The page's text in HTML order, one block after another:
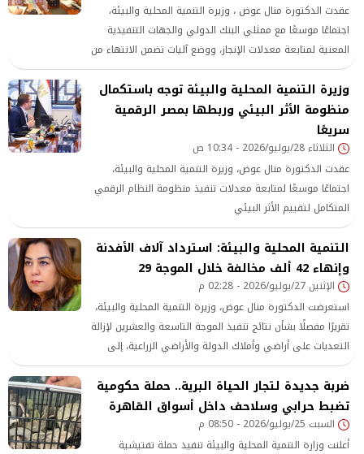
عقدت الدكتورة منال عوض ، وزيرة التنمية المحلية والبيئة،
اجتماعًا موسعًا مع ممثلي البنك الدولي والجهات التنفيذية
المعنية لمتابعة معدلات الإنجاز، ووضع آليات تضمن الانتهاء من
المشروع وفق جدول زمني واضح، تمهيدًا لبدء مراحل الاستثمار
وتشغيل المدينة. وشارك في الاجتماع عدد من مسؤولي جهاز
تنظيم إدارة المخلفات،
وزيرة التنمية المحلية والبيئة توجه باستكمال
منظومة الأثر البيئي وربطها بمصر الرقمية
سريعًا
الثلاثاء 28/يوليو/2026 - 10:34 ص
عقدت الدكتورة منال عوض، وزيرة التنمية المحلية والبيئة،
اجتماعًا موسعًا لمتابعة معدلات تنفيذ منظومة النظام الرقمي
المتكامل لتقييم الأثر البيئي
التنمية المحلية والبيئة: استرداد آلاف الأفدنة
وإنهاء 42 ألف مخالفة خلال الموجة 29
الإثنين 27/يوليو/2026 - 02:28 م
استعرضت الدكتورة منال عوض، وزيرة التنمية المحلية والبيئة،
تقريرًا مفصلًا بشأن نتائج تنفيذ الموجة التاسعة والعشرين لإزالة
التعديات على أراضي وأملاك الدولة والأراضي الزراعية، إلى
جانب مخالفات البناء والمتغيرات
ضربة جديدة لتجار الحياة البرية.. حملة حكومية
تضبط حرابي وسلاحف داخل أسواق القاهرة
السبت 25/يوليو/2026 - 08:50 م
أعلنت وزارة التنمية المحلية والبيئة تنفيذ حملة تفتيشية